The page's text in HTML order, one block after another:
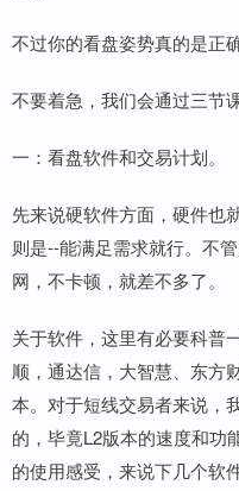
不过你的看盘姿势真的是正
不要着急，我们会通过三节
一：看盘软件和交易计划。
先来说硬软件方面，硬件也
则是--能满足需求就行。不
网，不卡顿，就差不多了。
关于软件，这里有必要科普
顺，通达信，大智慧、东方
本。对于短线交易者来说，
的，毕竟L2版本的速度和功
的使用感受，来说下几个软